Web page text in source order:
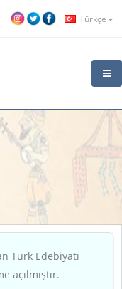
Türkçe
Türk Edebiyatı
açılmıştır.